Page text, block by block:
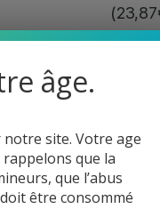
La
âge.
site. Votre age
que la
que l’abus
être consommé